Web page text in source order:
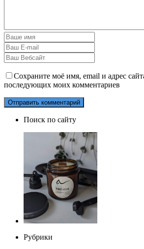
Сохраните моё имя, email и адрес
последующих моих комментариев
Поиск по сайту
Рубрики